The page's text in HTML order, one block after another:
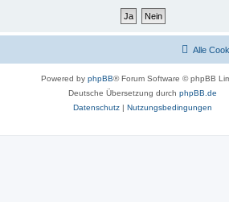
Alle
Powered by phpBB® Forum Software © phpBB
Deutsche Übersetzung durch phpBB.de
Datenschutz | Nutzungsbedingungen